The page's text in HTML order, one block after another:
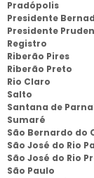
Pradópolis
Presidente
Presidente
Registro
Riberão Pires
Riberão Preto
Rio Claro
Salto
Santana de
Sumaré
São Bernardo do
São José do Rio
São José do Rio
São Paulo